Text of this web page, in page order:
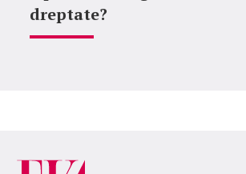
dreptate?